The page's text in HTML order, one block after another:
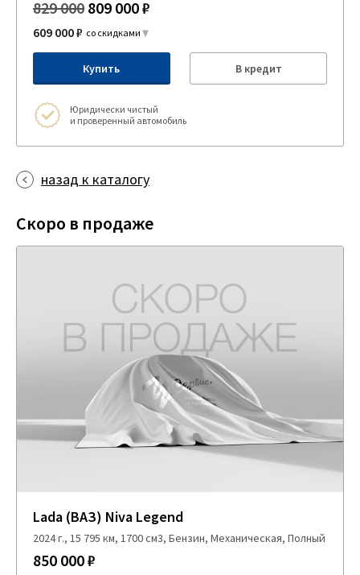
829 000 809 000 ₽
609 000 ₽ со скидками
Купить В кредит
Юридически чистый
и проверенный автомобиль
назад к каталогу
Скоро в продаже
Lada (ВАЗ) Niva Legend
2024 г., 15 795 км, 1700 см3, Бензин, Механическая, Полный
850 000 ₽